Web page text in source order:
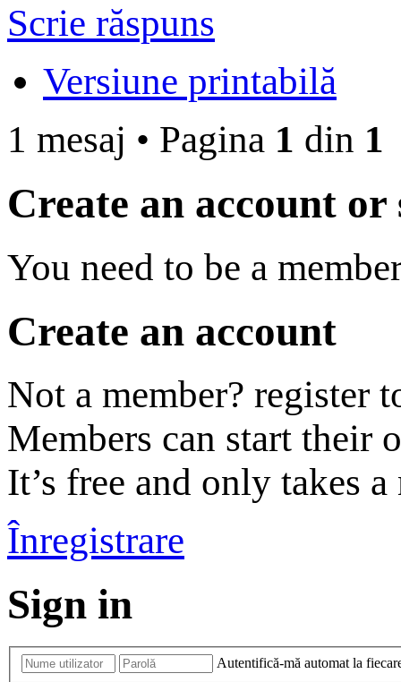
Scrie răspuns
Versiune printabilă
1 mesaj • Pagina 1 din 1
Create an account
You need to be a
Create an account
Not a member? register
Members can start their
It’s free and only takes
Înregistrare
Sign in
Autentifică-mă automat la